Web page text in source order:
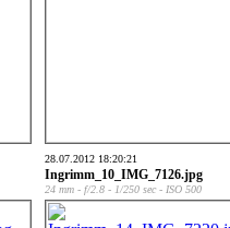
28.07.2012 18:20:21
Ingrimm_10_IMG_7126.jpg
24 mm - f/2.8 - 1/250 sec - ISO 500